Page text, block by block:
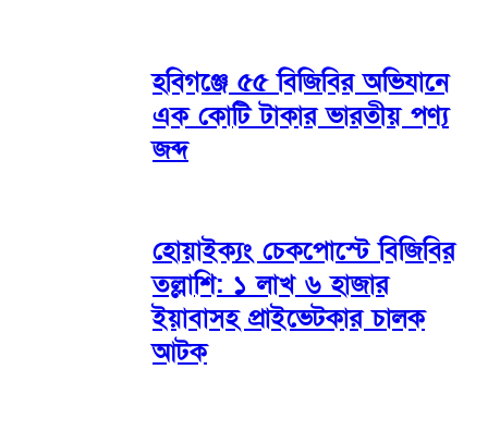
হবিগঞ্জে ৫৫ বিজিবির অভিযানে
এক কোটি টাকার ভারতীয় পণ্য
জব্দ
হোয়াইক্যং চেকপোস্টে বিজিবির
তল্লাশি: ১ লাখ ৬ হাজার
ইয়াবাসহ প্রাইভেটকার চালক
আটক